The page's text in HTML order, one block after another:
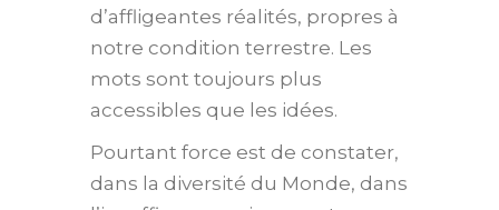
d’affligeantes réalités, propres à
notre condition terrestre. Les
mots sont toujours plus
accessibles que les idées.
Pourtant force est de constater,
dans la diversité du Monde, dans